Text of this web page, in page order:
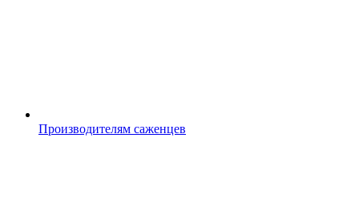
Производителям саженцев